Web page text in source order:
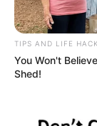
Warna Rambut:
Warna Mata:
Warna Kulit:
TIPS AND LIFE
You Won't
Shed!